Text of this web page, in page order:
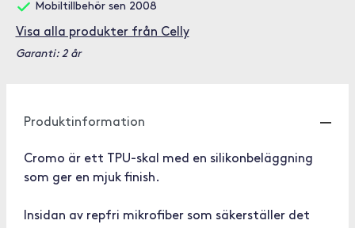
Mobiltillbehör sen 2008
Visa alla produkter från Celly
Garanti: 2 år
Produktinformation
Cromo är ett TPU-skal med en silikonbeläggning
som ger en mjuk finish.
Insidan av repfri mikrofiber som säkerställer det